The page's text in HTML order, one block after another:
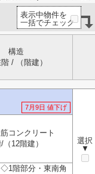
表示中物件を
一括でチェック
構造
/ （階建）
7月9日 値下げ
選択
▼
コンクリート
（12階建）
階部分・東南角